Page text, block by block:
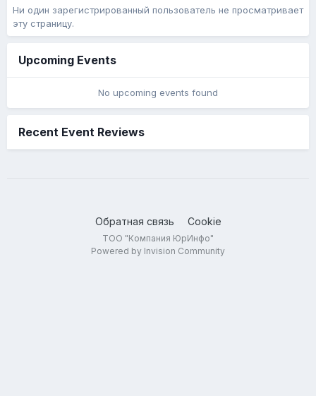
Ни один зарегистрированный пользователь не просматривает
эту страницу.
Upcoming Events
No upcoming events found
Recent Event Reviews
Обратная связь Cookie
ТОО "Компания ЮрИнфо"
Powered by Invision Community